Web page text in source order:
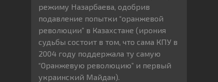
режиму Назарбаева, одобрив
подавление попытки “оранжевой
революции” в Казахстане (ирония
судьбы состоит в том, что сама КПУ в
2004 году поддержала ту самую
“Оранжевую революцию” и первый
украинский Майдан).